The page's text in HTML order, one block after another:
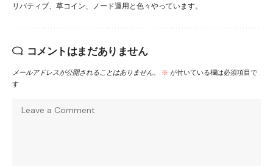
リバティブ、草コイン、ノード運用と色々やっています。
コメントはまだありません
メールアドレスが公開されることはありません。 ※ が付いている欄は必須項目で
す